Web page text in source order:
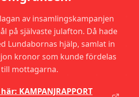
av insamlingskampanjen
på självaste julafton. Då hade
Lundabornas hjälp, samlat in
kronor som kunde fördelas
till mottagarna.
KAMPANJRAPPORT